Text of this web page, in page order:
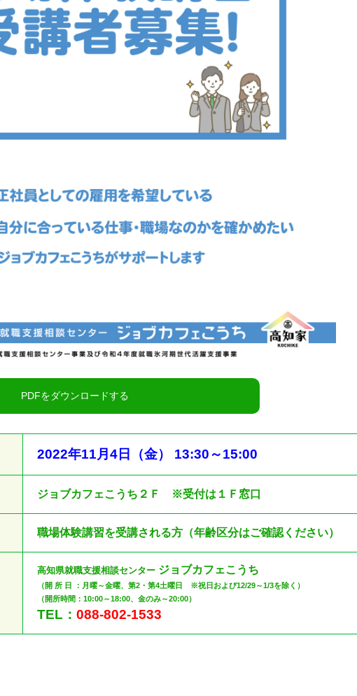
2022年11月4日（金） 13:30 ～15:00
ジョブカフェこうち２Ｆ ※受付は１Ｆ窓口
職場体験講習を受講される方（年齢区分はご確認ください）
高知県就職支援相談センター ジョブカフェこうち
（開 所 日 ：月曜～金曜、第2・第4土曜日 ※祝日および12/29～1/3を除く）
（開所時間：10:00～18:00、金のみ～20:00）
TEL：088-802-1533